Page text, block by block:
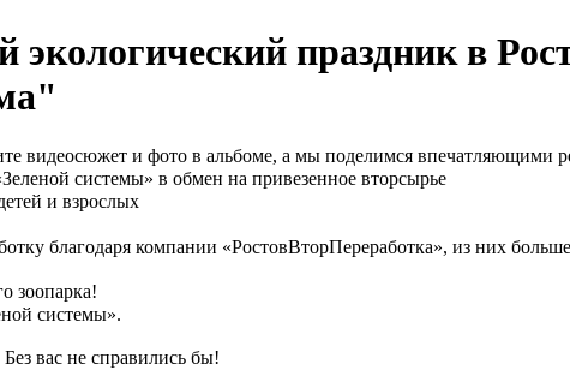
праздник в
видеосюжет и фото в альбоме, а мы поделимся впечатляющими
системы» в обмен на привезенное вторсырье
и взрослых
благодаря компании «РостовВторПереработка», из них
зоопарка!
системы».
вас не справились бы!